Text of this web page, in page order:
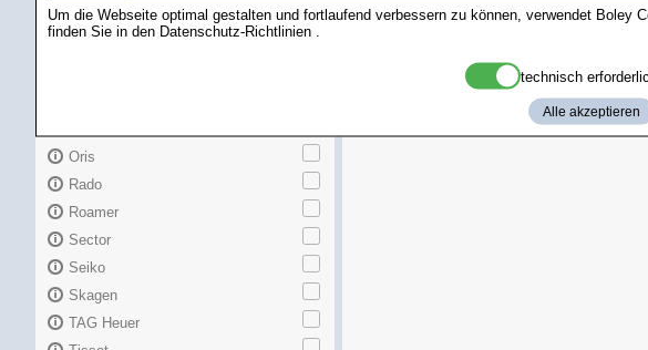
Maurice Lacroix
Oris
Rado
Roamer
Sector
Seiko
Skagen
TAG Heuer
Um die Webseite optimal gestalten und fortlaufend verbessern zu können, verwendet
finden Sie in den Datenschutz-Richtlinien
technisch
Alle akzeptieren